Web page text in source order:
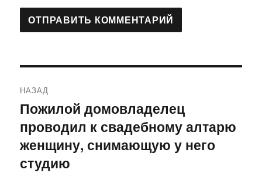
по
записям
НАЗАД
Предыдущая
запись:
Пожилой домовладелец
проводил к свадебному алтарю
женщину, снимающую у него
студию